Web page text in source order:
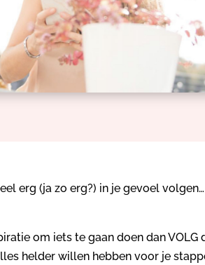
erg (ja zo erg?) in je gevoel
om iets te gaan doen dan
helder willen hebben voor je